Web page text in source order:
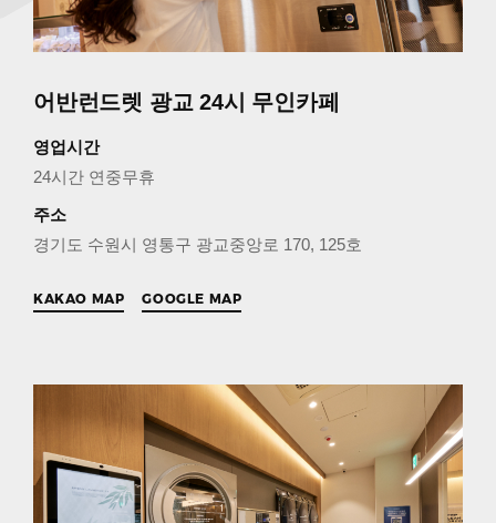
어반런드렛 광교 24시 무인카페
영업시간
24시간 연중무휴
주소
경기도 수원시 영통구 광교중앙로 170, 125호
KAKAO MAP GOOGLE MAP